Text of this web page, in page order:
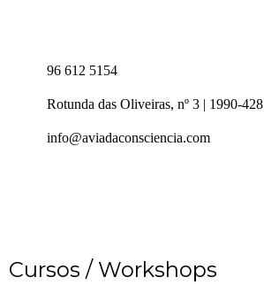
96 612 5154
Rotunda das Oliveiras, nº 3 | 1990-
info@aviadaconsciencia.com
Cursos / Workshops